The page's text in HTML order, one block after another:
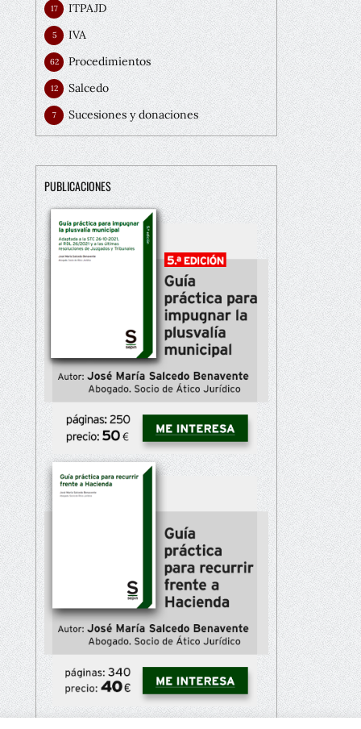
ITPAJD
17
IVA
5
Procedimientos
62
Salcedo
12
Sucesiones y donaciones
7
PUBLICACIONES